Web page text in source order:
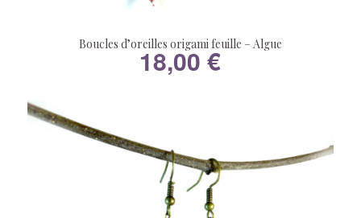
Boucles d’oreilles origami feuille – Algue
18,00€